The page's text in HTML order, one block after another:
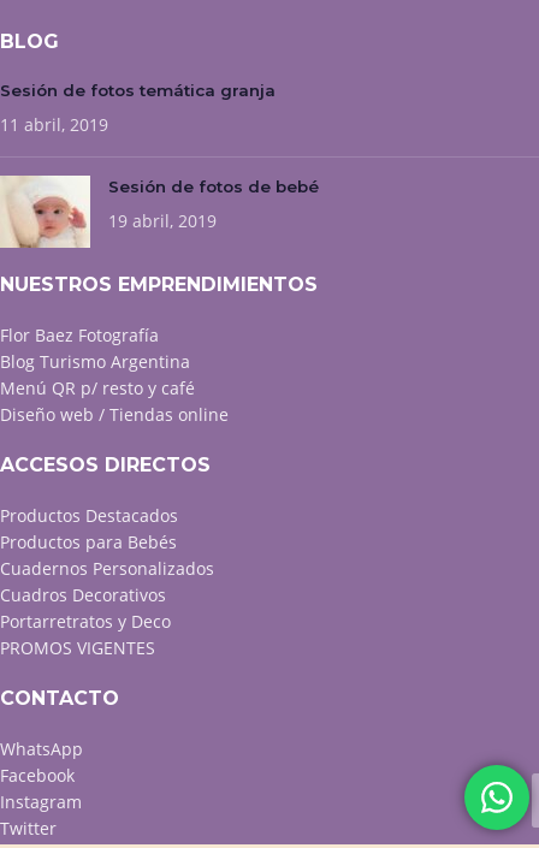
BLOG
Sesión de fotos temática granja
11 abril, 2019
Sesión de fotos de bebé
19 abril, 2019
NUESTROS EMPRENDIMIENTOS
Flor Baez Fotografía
Blog Turismo Argentina
Menú QR p/ resto y café
Diseño web / Tiendas online
ACCESOS DIRECTOS
Productos Destacados
Productos para Bebés
Cuadernos Personalizados
Cuadros Decorativos
Portarretratos y Deco
PROMOS VIGENTES
CONTACTO
WhatsApp
Facebook
Instagram
Twitter